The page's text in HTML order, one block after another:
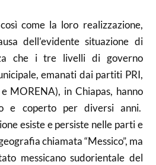
come la loro realizzazione,
dell’evidente situazione di
che i tre livelli di governo
emanati dai partiti PRI,
MORENA), in Chiapas, hanno
e coperto per diversi anni.
esiste e persiste nelle parti e
chiamata “Messico”, ma
messicano sudorientale del